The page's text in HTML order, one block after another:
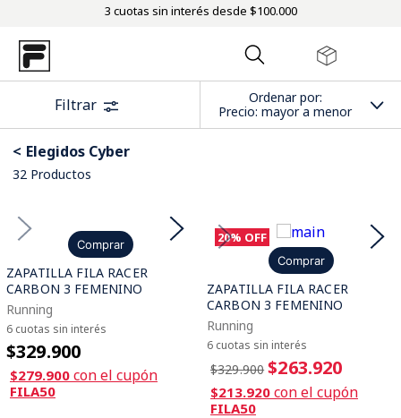
3 cuotas sin interés desde $100.000
Filtrar
Ordenar por
Precio: mayor a menor
Elegidos Cyber
32 Productos
Comprar
ZAPATILLA FILA RACER
CARBON 3 FEMENINO
Running
6 cuotas sin interés
$329.900
$279.900 con el cupón
FILA50
20% OFF
Comprar
ZAPATILLA FILA RACER
CARBON 3 FEMENINO
Running
6 cuotas sin interés
$329.900 $263.920
$213.920 con el cupón
FILA50